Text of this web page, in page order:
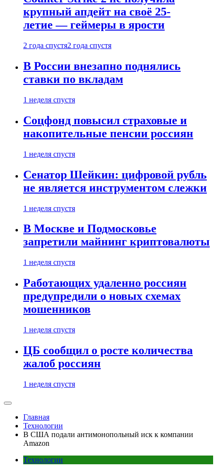
крупный апдейт на своё 25-
летие — геймеры в ярости
2 года спустя2 года спустя
В России внезапно поднялись
ставки по вкладам
1 неделя спустя
Соцфонд повысил страховые и
накопительные пенсии россиян
1 неделя спустя
Сенатор Шейкин: цифровой рубль
не является инструментом слежки
1 неделя спустя
В Москве и Подмосковье
запретили майнинг криптовалюты
1 неделя спустя
Работающих удаленно россиян
предупредили о новых схемах
мошенников
1 неделя спустя
ЦБ сообщил о росте количества
жалоб россиян
1 неделя спустя
Главная
Технологии
В США подали антимонопольный иск к компании
Amazon
Технологии